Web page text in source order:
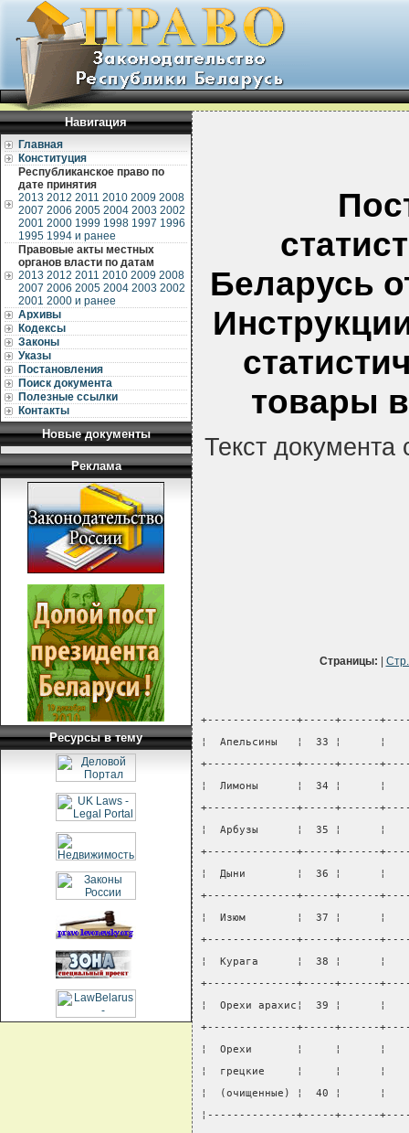
Навигация
Главная
Конституция
Республиканское право по
дате принятия
2013 2012 2011 2010 2009 2008
2007 2006 2005 2004 2003 2002
2001 2000 1999 1998 1997 1996
1995 1994 и ранее
Правовые акты местных
органов власти по датам
2013 2012 2011 2010 2009 2008
2007 2006 2005 2004 2003 2002
2001 2000 и ранее
Архивы
Кодексы
Законы
Указы
Постановления
Поиск документа
Полезные ссылки
Контакты
Новые документы
Реклама
Ресурсы в тему
Беларусь
товары
Текст
Страницы:
+--------------+-----+------
¦  Апельсины   ¦  33 ¦
+--------------+-----+------
¦  Лимоны      ¦  34 ¦
+--------------+-----+------
¦  Арбузы      ¦  35 ¦
+--------------+-----+------
¦  Дыни        ¦  36 ¦
+--------------+-----+------
¦  Изюм        ¦  37 ¦
+--------------+-----+------
¦  Курага      ¦  38 ¦
+--------------+-----+------
¦  Орехи арахис¦  39 ¦
+--------------+-----+------
¦  Орехи       ¦     ¦
¦  грецкие     ¦     ¦
¦  (очищенные) ¦  40 ¦
¦--------------+-----+------